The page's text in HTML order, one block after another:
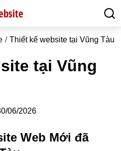
Thiết kế website tại Vũng Tàu
tại Vũng
06/2026
Web Mới đã